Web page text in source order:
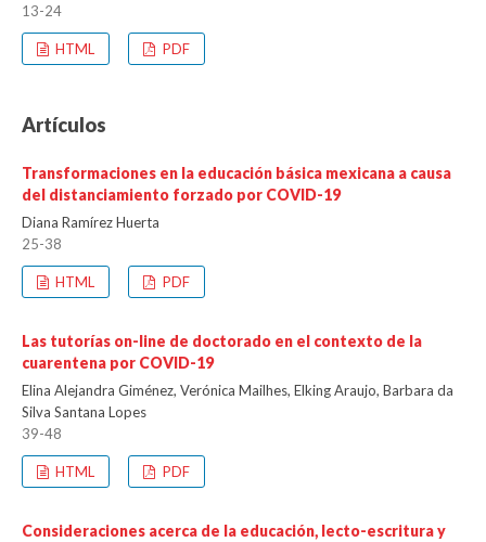
13-24
HTML PDF
Artículos
Transformaciones en la educación básica mexicana a causa
del distanciamiento forzado por COVID-19
Diana Ramírez Huerta
25-38
HTML PDF
Las tutorías on-line de doctorado en el contexto de la
cuarentena por COVID-19
Elina Alejandra Giménez, Verónica Mailhes, Elking Araujo, Barbara da
Silva Santana Lopes
39-48
HTML PDF
Consideraciones acerca de la educación, lecto-escritura y